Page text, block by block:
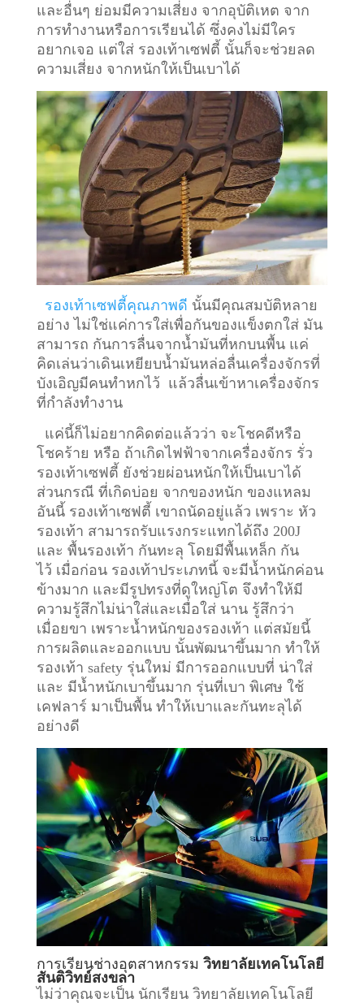
และอื่นๆ ย่อมมีความเสี่ยง จากอุบัติเหต จาก
การทำงานหรือการเรียนได้ ซึ่งคงไม่มีใคร
อยากเจอ แต่ใส่ รองเท้าเซฟตี้ นั้นก็จะช่วยลด
ความเสี่ยง จากหนักให้เป็นเบาได้
รองเท้าเซฟตี้คุณภาพดี นั้นมีคุณสมบัติหลาย
อย่าง ไม่ใช่แค่การใส่เพื่อกันของแข็งตกใส่ มัน
สามารถ กันการลื่นจากน้ำมันที่หกบนพื้น แค่
คิดเล่นว่าเดินเหยียบน้ำมันหล่อลื่นเครื่องจักรที่
บังเอิญมีคนทำหกไว้ แล้วลื่นเข้าหาเครื่องจักร
ที่กำลังทำงาน
แค่นี้ก็ไม่อยากคิดต่อแล้วว่า จะโชคดีหรือ
โชคร้าย หรือ ถ้าเกิดไฟฟ้าจากเครื่องจักร รั่ว
รองเท้าเซฟตี้ ยังช่วยผ่อนหนักให้เป็นเบาได้
ส่วนกรณี ที่เกิดบ่อย จากของหนัก ของแหลม
อันนี้ รองเท้าเซฟตี้ เขาถนัดอยู่แล้ว เพราะ หัว
รองเท้า สามารถรับแรงกระแทกได้ถึง 200J
และ พื้นรองเท้า กันทะลุ โดยมีพื้นเหล็ก กัน
ไว้ เมื่อก่อน รองเท้าประเภทนี้ จะมีน้ำหนักค่อน
ข้างมาก และมีรูปทรงที่ดูใหญ่โต จึงทำให้มี
ความรู้สึกไม่น่าใส่และเมื่อใส่ นาน รู้สึกว่า
เมื่อยขา เพราะน้ำหนักของรองเท้า แต่สมัยนี้
การผลิตและออกแบบ นั้นพัฒนาขึ้นมาก ทำให้
รองเท้า safety รุ่นใหม่ มีการออกแบบที่ น่าใส่
และ มีน้ำหนักเบาขึ้นมาก รุ่นที่เบา พิเศษ ใช้
เคฟลาร์ มาเป็นพื้น ทำให้เบาและกันทะลุได้
อย่างดี
การเรียนช่างอุตสาหกรรม วิทยาลัยเทคโนโลยี
สันติวิทย์สงขลา
ไม่ว่าคุณจะเป็น นักเรียน วิทยาลัยเทคโนโลยี